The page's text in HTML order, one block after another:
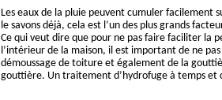
Les eaux de la pluie peuvent cumuler facilement
le savons déjà, cela est l’un des plus grands
Ce qui veut dire que pour ne pas faire faciliter la
l’intérieur de la maison, il est important de ne
démoussage de toiture et également de la
gouttière. Un traitement d’hydrofuge à temps et